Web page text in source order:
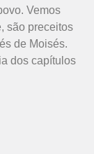
Vemos
são preceitos
de Moisés.
dos capítulos